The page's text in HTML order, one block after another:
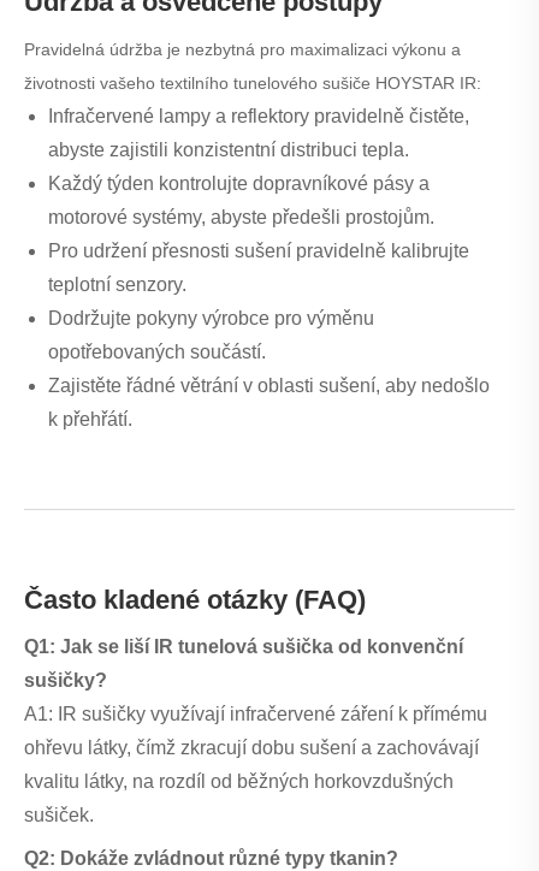
Pravidelná údržba je nezbytná pro maximalizaci výkonu a
životnosti vašeho textilního tunelového sušiče HOYSTAR IR:
Infračervené lampy a reflektory pravidelně čistěte,
abyste zajistili konzistentní distribuci tepla.
Každý týden kontrolujte dopravníkové pásy a
motorové systémy, abyste předešli prostojům.
Pro udržení přesnosti sušení pravidelně kalibrujte
teplotní senzory.
Dodržujte pokyny výrobce pro výměnu
opotřebovaných součástí.
Zajistěte řádné větrání v oblasti sušení, aby nedošlo
k přehřátí.
Často kladené otázky (FAQ)
Q1: Jak se liší IR tunelová sušička od konvenční
sušičky?
A1: IR sušičky využívají infračervené záření k přímému
ohřevu látky, čímž zkracují dobu sušení a zachovávají
kvalitu látky, na rozdíl od běžných horkovzdušných
sušiček.
Q2: Dokáže zvládnout různé typy tkanin?